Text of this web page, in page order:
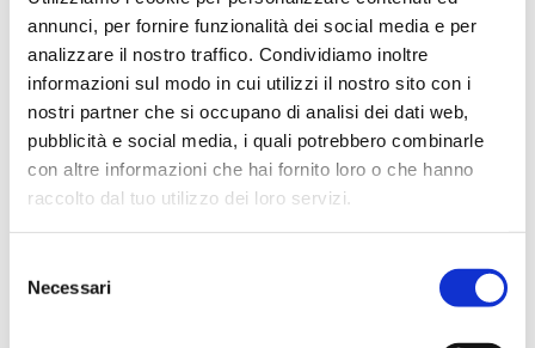
annunci, per fornire funzionalità dei social media e per
analizzare il nostro traffico. Condividiamo inoltre
informazioni sul modo in cui utilizzi il nostro sito con i
nostri partner che si occupano di analisi dei dati web,
pubblicità e social media, i quali potrebbero combinarle
con altre informazioni che hai fornito loro o che hanno
raccolto dal tuo utilizzo dei loro servizi.
delNecessari